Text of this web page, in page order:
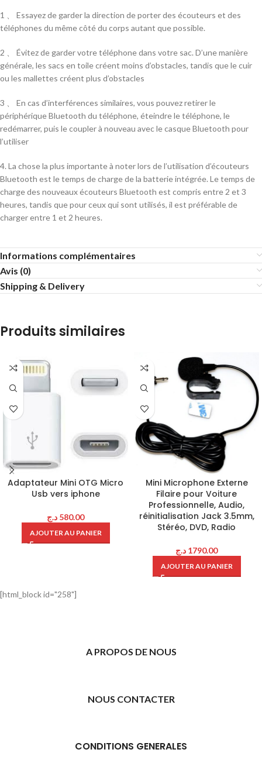
1 、 Essayez de garder la direction de porter des écouteurs et des
téléphones du même côté du corps autant que possible.
2 、 Évitez de garder votre téléphone dans votre sac. D’une manière
générale, les sacs en toile créent moins d’obstacles, tandis que le cuir
ou les mallettes créent plus d’obstacles
3 、 En cas d’interférences similaires, vous pouvez retirer le
périphérique Bluetooth du téléphone, éteindre le téléphone, le
redémarrer, puis le coupler à nouveau avec le casque Bluetooth pour
l’utiliser
4. La chose la plus importante à noter lors de l’utilisation d’écouteurs
Bluetooth est le temps de charge de la batterie intégrée. Le temps de
charge des nouveaux écouteurs Bluetooth est compris entre 2 et 3
heures, tandis que pour ceux qui sont utilisés, il est préférable de
charger entre 1 et 2 heures.
Informations complémentaires
Avis (0)
Shipping & Delivery
Produits similaires
Adaptateur Mini OTG Micro
Usb vers iphone
580.00 د.ج
AJOUTER AU PANIER
Mini Microphone Externe
Filaire pour Voiture
Professionnelle, Audio,
réinitialisation Jack 3.5mm,
Stéréo, DVD, Radio
1790.00 د.ج
AJOUTER AU PANIER
[html_block id="258"]
A PROPOS DE NOUS
NOUS CONTACTER
CONDITIONS GENERALES